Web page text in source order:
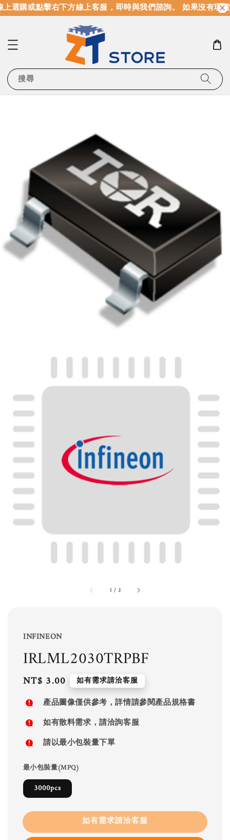
選購或點擊右下方線上客服，即時與我們諮詢。 如果沒有現
搜尋
1 / 2
INFINEON
IRLML2030TRPBF
Regular
price
NT$ 3.00 如有需求請洽客服
產品圖像僅供參考，詳情請參閱產品規格書
如有散料需求，請洽詢客服
請以最小包裝量下單
最小包裝量(MPQ)
3000pcs
如有需求請洽客服